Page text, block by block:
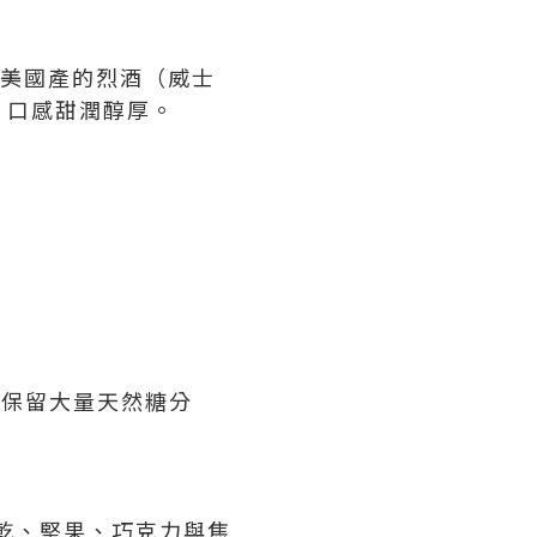
國產的烈酒（威士
感甜潤醇厚。
留大量天然糖分
、堅果、巧克力與焦